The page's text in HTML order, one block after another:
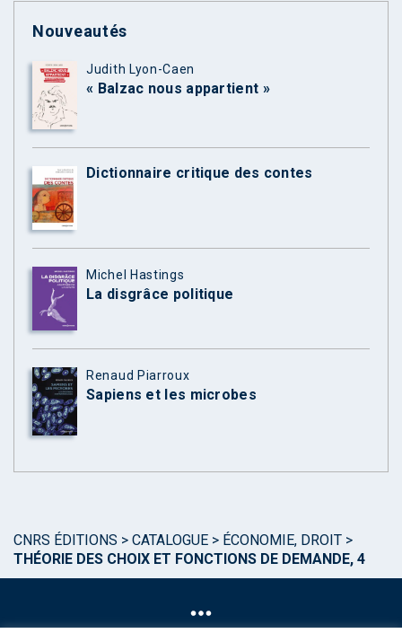
Nouveautés
Judith Lyon-Caen
« Balzac nous appartient »
Dictionnaire critique des contes
Michel Hastings
La disgrâce politique
Renaud Piarroux
Sapiens et les microbes
CNRS ÉDITIONS > CATALOGUE > ÉCONOMIE, DROIT >
THÉORIE DES CHOIX ET FONCTIONS DE DEMANDE, 4